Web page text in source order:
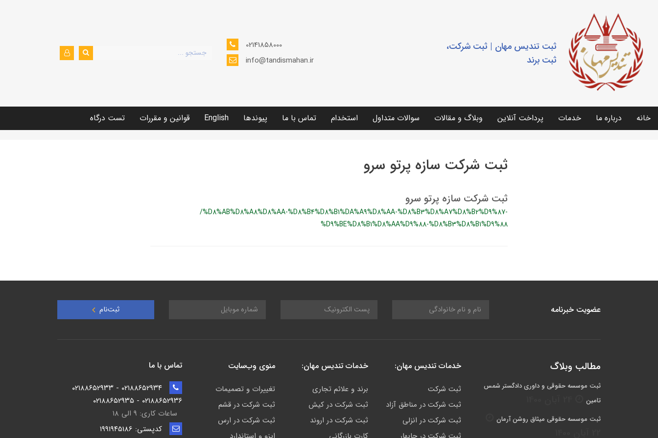
ثبت تندیس مهان | ثبت شرکت،
ثبت برند
02141858000
info@tandismahan.ir
خانه درباره ما خدمات پرداخت آنلاین وبلاگ و مقالات سوالات متداول استخدام تماس با ما پیوندها English قوانین و مقررات تست درگاه
ثبت شرکت سازه پرتو سرو
ثبت شرکت سازه پرتو سرو
/%D8%AB%D8%A8%D8%AA-%D8%B4%D8%B1%DA%A9%D8%AA-%D8%B3%D8%A7%D8%B2%D9%87-
%D9%BE%D8%B1%D8%AA%D9%88-%D8%B3%D8%B1%D9%88
عضویت خبرنامه ثبت‌نام
مطالب وبلاگ
ثبت موسسه حقوقی و داوری دادگستر شمس
تامین
ثبت موسسه حقوقی میثاق روشن آرمان
خدمات تندیس مهان:
ثبت شرکت
ثبت شرکت در مناطق آزاد
ثبت شرکت در انزلی
خدمات تندیس مهان:
برند و علائم تجاری
ثبت شرکت در کیش
ثبت شرکت در اروند
منوی وب‌سایت
تغییرات و تصمیمات
ثبت شرکت در قشم
ثبت شرکت در ارس
تماس با ما
۰۲۱۸۸۶۵۲۹۳۴ - ۰۲۱۸۸۶۵۲۹۳۳
۰۲۱۸۸۶۵۲۹۳۶ - ۰۲۱۸۸۶۵۲۹۳۵
ساعات کاری: ۹ الی ۱۸
کدپستی: ۱۹۹۱۹۴5186